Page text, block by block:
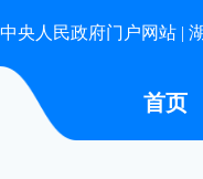
中央人民政府门户网站 |
首页